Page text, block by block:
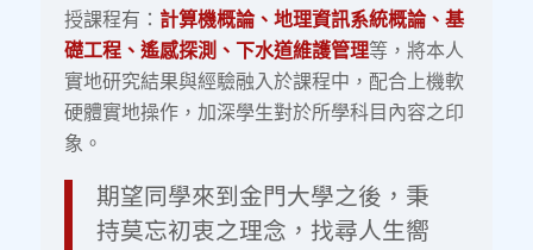
授課程有： 計算機概論、地理資訊系統概論、基
礎工程、遙感探測、下水道維護管理等，將本人
實地研究結果與經驗融入於課程中，配合上機軟
硬體實地操作，加深學生對於所學科目內容之印
象。
期望同學來到金門大學之後，秉
持莫忘初衷之理念，找尋人生嚮